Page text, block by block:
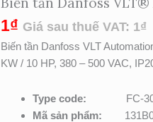
1₫ Giá sau thuế VAT: 1₫
Biến tần Danfoss VLT
KW / 10 HP, 380 – 500 VAC,
Type code: FC-
Mã sản phẩm:
Automation
Drive
FC302-
131B0072